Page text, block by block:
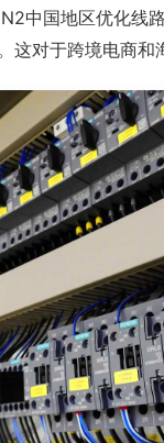
中国地区优化
对于跨境电商和